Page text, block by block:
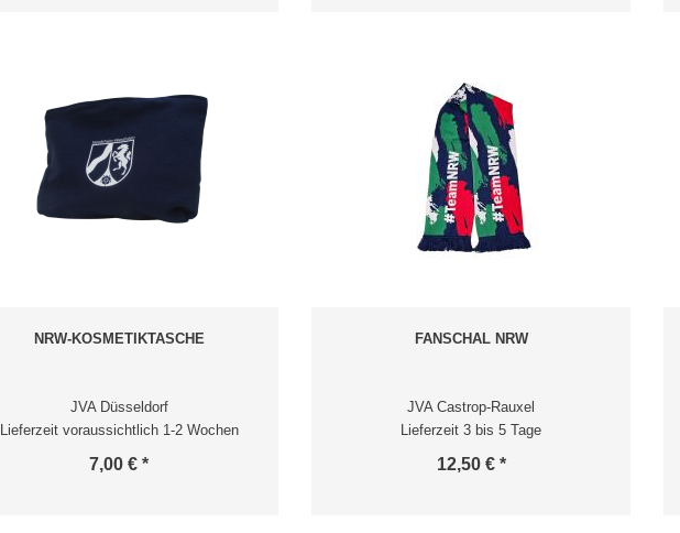
NRW-KOSMETIKTASCHE
JVA Düsseldorf
Lieferzeit voraussichtlich 1-2 Wochen
7,00 € *
FANSCHAL NRW
JVA Castrop-Rauxel
Lieferzeit 3 bis 5 Tage
12,50 € *